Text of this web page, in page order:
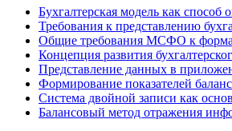
Бухгалтерская модель как
Требования к представлению
Общие требования МСФО к
Концепция развития
Представление данных в
Формирование показателей
Система двойной записи как
Балансовый метод отражения